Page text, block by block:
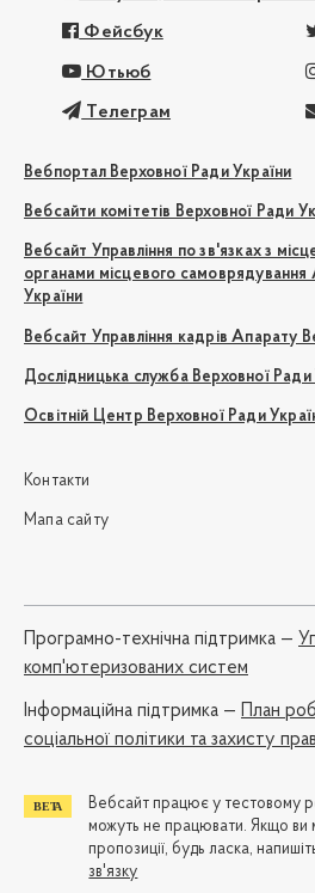
Фейсбук
Ютьюб
Телеграм
Вебпортал Верховної Ради України
Вебсайти комітетів Верховної Ради
Вебсайт Управління по зв'язках з
органами місцевого
України
Вебсайт Управління кадрів Апарату
Дослідницька служба Верховної Ради
Освітній Центр Верховної Ради
Контакти
Мапа сайту
Програмно-технічна підтримка —
комп'ютеризованих систем
Iнформаційна підтримка —
План
соціальної політики та захисту
Вебсайт працює у тестовому
можуть не працювати. Якщо ви
пропозиції, будь ласка,
зв'язку